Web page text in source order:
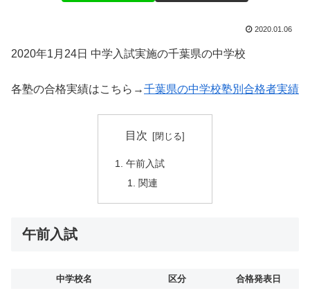
2020.01.06
2020年1月24日 中学入試実施の千葉県の中学校
各塾の合格実績はこちら→千葉県の中学校塾別合格者実績
目次
午前入試
関連
午前入試
中学校名 区分
合格発表日